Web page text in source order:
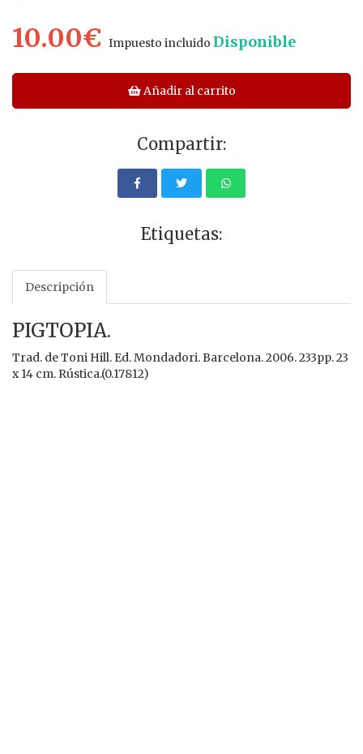
10.00€ Impuesto incluido Disponible
Añadir al carrito
Compartir:
Etiquetas:
Descripción
PIGTOPIA.
Trad. de Toni Hill. Ed. Mondadori. Barcelona. 2006. 233pp. 23
x 14 cm. Rústica.(0.17812)